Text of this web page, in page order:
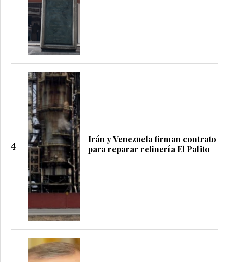
4
Irán y Venezuela firman contrato
para reparar refinería El Palito